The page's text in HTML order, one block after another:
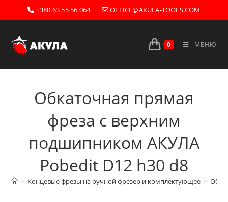
Перейти
к
+380 63 55 56 064 OFFICE@AKULA-TOOLS.COM
0 МЕНЮ
Обкаточная прямая
фреза с верхним
подшипником AКУЛА
Pobedit D12 h30 d8
> Концевые фрезы на ручной фрезер и комплектующее >